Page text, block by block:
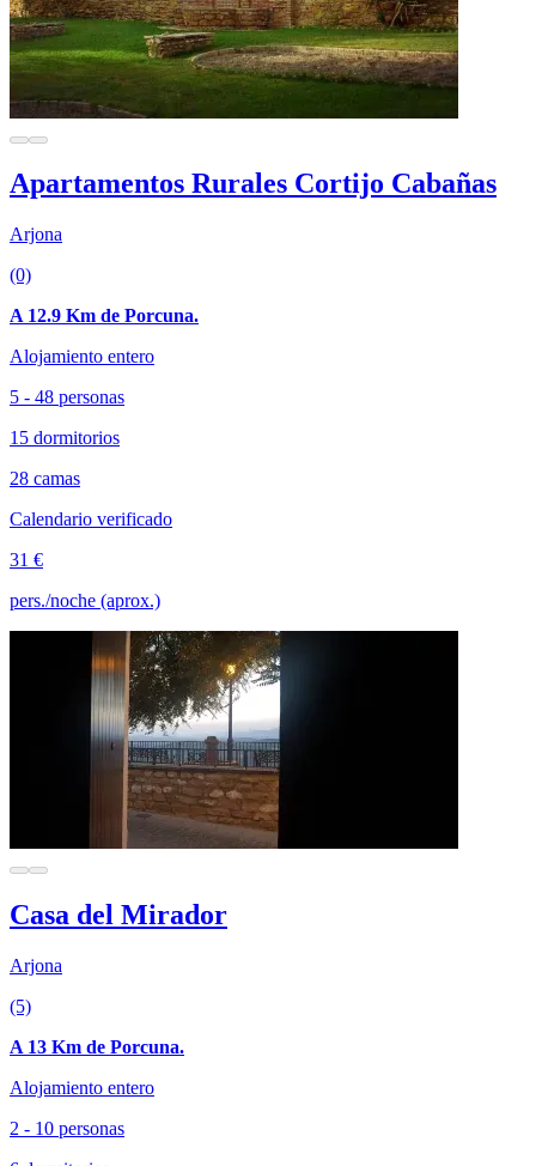
Apartamentos Rurales Cortijo Cabañas
Arjona
(0)
A 12.9 Km de Porcuna.
Alojamiento entero
5 - 48 personas
15 dormitorios
28 camas
Calendario verificado
31 €
pers./noche (aprox.)
Casa del Mirador
Arjona
(5)
A 13 Km de Porcuna.
Alojamiento entero
2 - 10 personas